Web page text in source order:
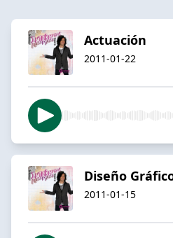
Actuación
2011-01-22
Diseño
2011-01-15